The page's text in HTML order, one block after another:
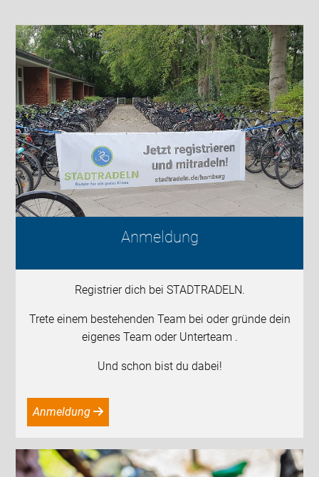
Anmeldung
Registrier dich bei STADTRADELN.
Trete einem bestehenden Team bei oder gründe dein
eigenes Team oder Unterteam .
Und schon bist du dabei!
Anmeldung